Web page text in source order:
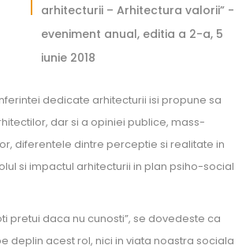
arhitecturii – Arhitectura valorii” -
eveniment anual, editia a 2-a, 5
iunie 2018
dedicate arhitecturii isi propune sa
dar si a opiniei publice, mass-
diferentele dintre perceptie si realitate in
si impactul arhitecturii in plan psiho-social
pretui daca nu cunosti”, se dovedeste ca
deplin acest rol, nici in viata noastra sociala